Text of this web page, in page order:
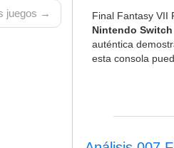
juegos →
Final Fantasy VII
Nintendo Switch
auténtica
esta consola